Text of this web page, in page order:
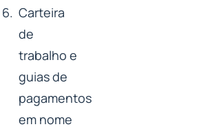
Carteira
de
trabalho e
guias de
pagamentos
em nome